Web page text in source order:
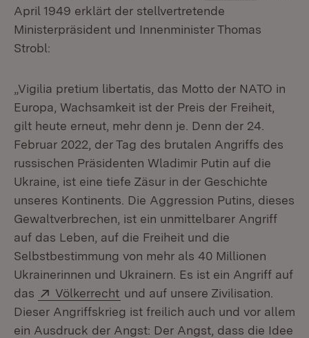
April 1949 erklärt der stellvertretende
Ministerpräsident und Innenminister Thomas
Strobl:
„Vigilia pretium libertatis, das Motto der NATO in
Europa, Wachsamkeit ist der Preis der Freiheit,
gilt heute erneut, mehr denn je. Denn der 24.
Februar 2022, der Tag des brutalen Angriffs des
russischen Präsidenten Wladimir Putin auf die
Ukraine, ist eine tiefe Zäsur in der Geschichte
unseres Kontinents. Die Aggression Putins, dieses
Gewaltverbrechen, ist ein unmittelbarer Angriff
auf das Leben, auf die Freiheit und die
Selbstbestimmung von mehr als 40 Millionen
Ukrainerinnen und Ukrainern. Es ist ein Angriff auf
das
Extern:
Völkerrecht (Öffnet in neuem Fenster)
und auf unsere Zivilisation.
Dieser Angriffskrieg ist freilich auch und vor allem
ein Ausdruck der Angst: Der Angst, dass die Idee